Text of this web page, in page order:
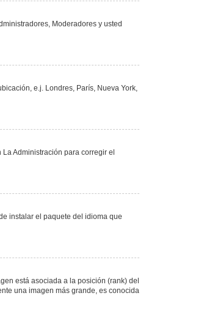
Moderadores y usted
e.j. Londres, París, Nueva York,
Administración para corregir el
instalar el paquete del idioma que
está asociada a la posición (rank) del
una imagen más grande, es conocida